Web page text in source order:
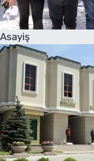
Asayiş